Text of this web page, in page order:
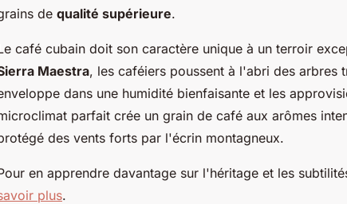
de qualité supérieure.
café cubain doit son caractère unique à un terroir
Maestra, les caféiers poussent à l'abri des arbres
dans une humidité bienfaisante et les
parfait crée un grain de café aux arômes
des vents forts par l'écrin montagneux.
en apprendre davantage sur l'héritage et les
plus.